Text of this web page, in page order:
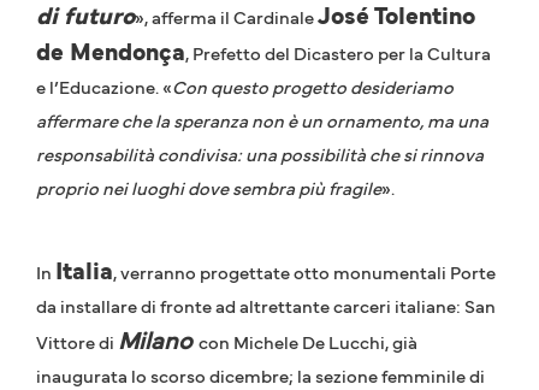
di futuro», afferma il CardinaleJosé Tolentino
de Mendonça, Prefetto del Dicastero per la Cultura
e l’Educazione. «Con questo progetto desideriamo
affermare che la speranza non è un ornamento, ma una
responsabilità condivisa: una possibilità che si rinnova
proprio nei luoghi dove sembra più fragile».
In Italia, verranno progettate otto monumentali Porte
da installare di fronte ad altrettante carceri italiane: San
Vittore di Milanocon Michele De Lucchi, già
inaugurata lo scorso dicembre; la sezione femminile di